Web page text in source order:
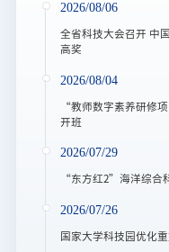
2026/08/06
全省科技大会召开 中
高奖
2026/08/04
“教师数字素养研修
开班
2026/07/29
“东方红2”海洋综合
2026/07/26
国家大学科技园优化